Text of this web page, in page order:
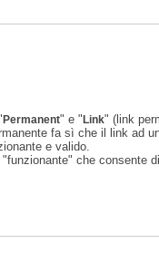
Permanent" e "Link" (link
fa sì che il link ad
e valido.
che consente